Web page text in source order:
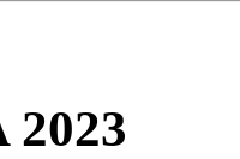
2023